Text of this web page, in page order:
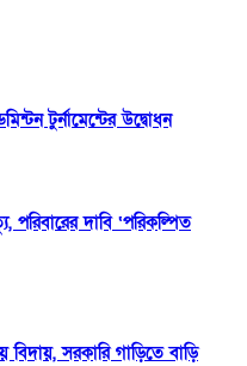
টুর্নামেন্টের উদ্বোধন
পরিবারের দাবি ‘পরিকল্পিত
সরকারি গাড়িতে বাড়ি